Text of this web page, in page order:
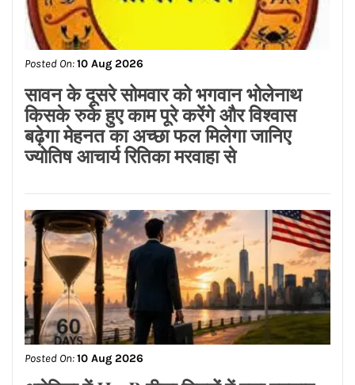
Posted On:10 Aug 2026
12 अगस्त को लगेगा साल का आखिरी सूर्य
ग्रहण
Posted On:10 Aug 2026
जालंधर के होटल में मिली लड़की की लाश